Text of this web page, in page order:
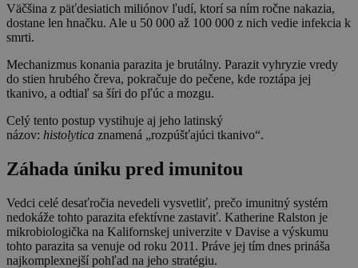
Väčšina z päťdesiatich miliónov ľudí, ktorí sa ním ročne nakazia,
dostane len hnačku. Ale u 50 000 až 100 000 z nich vedie infekcia k
smrti.
Mechanizmus konania parazita je brutálny. Parazit vyhryzie vredy
do stien hrubého čreva, pokračuje do pečene, kde roztápa jej
tkanivo, a odtiaľ sa šíri do pľúc a mozgu.
Celý tento postup vystihuje aj jeho latinský
názov: histolytica znamená „rozpúšťajúci tkanivo“.
Záhada úniku pred imunitou
Vedci celé desaťročia nevedeli vysvetliť, prečo imunitný systém
nedokáže tohto parazita efektívne zastaviť. Katherine Ralston je
mikrobiologička na Kalifornskej univerzite v Davise a výskumu
tohto parazita sa venuje od roku 2011. Práve jej tím dnes prináša
najkomplexnejší pohľad na jeho stratégiu.